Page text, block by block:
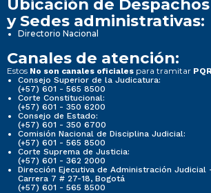
Ubicación de
y Sedes administrativas:
Directorio Nacional
Canales de atención:
Estos No son canales oficiales para tramitar
Consejo Superior de la Judicatura:
(+57) 601 - 565 8500
Corte Constitucional:
(+57) 601 - 350 6200
Consejo de Estado:
(+57) 601 - 350 6700
Comisión Nacional de Disciplina Judicial:
(+57) 601 - 565 8500
Corte Suprema de Justicia:
(+57) 601 - 362 2000
Dirección Ejecutiva de Administración Judicial
Carrera 7 # 27-18, Bogotá
(+57) 601 - 565 8500